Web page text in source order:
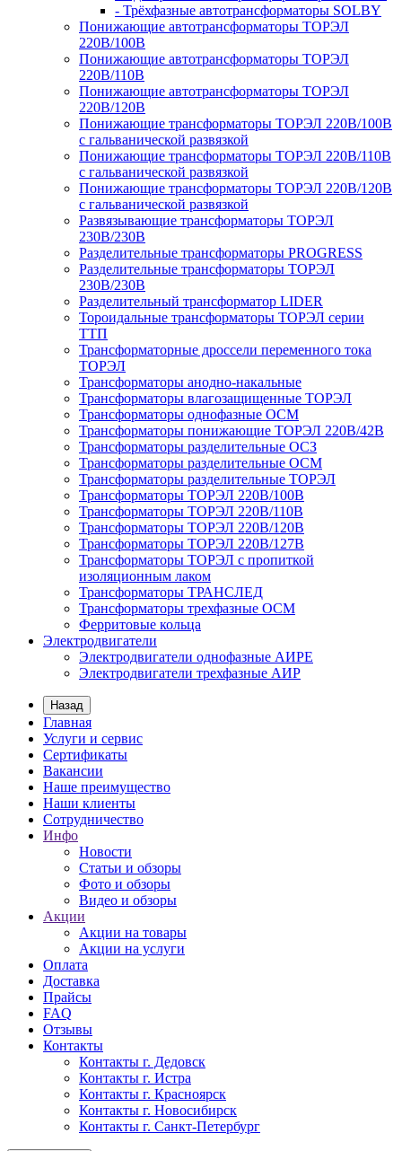
- Трёхфазные автотрансформаторы SOLBY
Понижающие автотрансформаторы ТОРЭЛ
220В/100В
Понижающие автотрансформаторы ТОРЭЛ
220В/110В
Понижающие автотрансформаторы ТОРЭЛ
220В/120В
Понижающие трансформаторы ТОРЭЛ 220В/100В
с гальванической развязкой
Понижающие трансформаторы ТОРЭЛ 220В/110В
с гальванической развязкой
Понижающие трансформаторы ТОРЭЛ 220В/120В
с гальванической развязкой
Развязывающие трансформаторы ТОРЭЛ
230В/230В
Разделительные трансформаторы PROGRESS
Разделительные трансформаторы ТОРЭЛ
230В/230В
Разделительный трансформатор LIDER
Тороидальные трансформаторы ТОРЭЛ серии
ТТП
Трансформаторные дроссели переменного тока
ТОРЭЛ
Трансформаторы анодно-накальные
Трансформаторы влагозащищенные ТОРЭЛ
Трансформаторы однофазные ОСМ
Трансформаторы понижающие ТОРЭЛ 220В/42В
Трансформаторы разделительные ОСЗ
Трансформаторы разделительные ОСМ
Трансформаторы разделительные ТОРЭЛ
Трансформаторы ТОРЭЛ 220В/100В
Трансформаторы ТОРЭЛ 220В/110В
Трансформаторы ТОРЭЛ 220В/120В
Трансформаторы ТОРЭЛ 220В/127В
Трансформаторы ТОРЭЛ с пропиткой
изоляционным лаком
Трансформаторы ТРАНСЛЕД
Трансформаторы трехфазные ОСМ
Ферритовые кольца
Электродвигатели
Электродвигатели однофазные АИРЕ
Электродвигатели трехфазные АИР
Назад
Главная
Услуги и сервис
Сертификаты
Вакансии
Наше преимущество
Наши клиенты
Сотрудничество
Инфо
Новости
Статьи и обзоры
Фото и обзоры
Видео и обзоры
Акции
Акции на товары
Акции на услуги
Оплата
Доставка
Прайсы
FAQ
Отзывы
Контакты
Контакты г. Дедовск
Контакты г. Истра
Контакты г. Красноярск
Контакты г. Новосибирск
Контакты г. Санкт-Петербург